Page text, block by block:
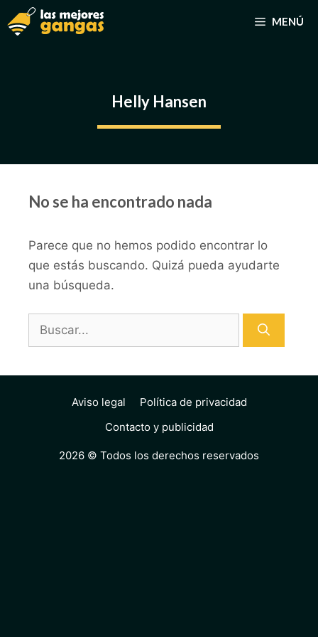
Saltar
al
MENÚ
Helly Hansen
No se ha encontrado nada
Parece que no hemos podido encontrar lo
que estás buscando. Quizá pueda ayudarte
una búsqueda.
Buscar:
Aviso legal
Política de privacidad
Contacto y publicidad
2026 © Todos los derechos reservados